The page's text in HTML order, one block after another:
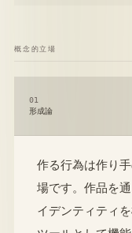
概念的立場
01
形成論
作る行為は作り
場です。作品を
イデンティティ